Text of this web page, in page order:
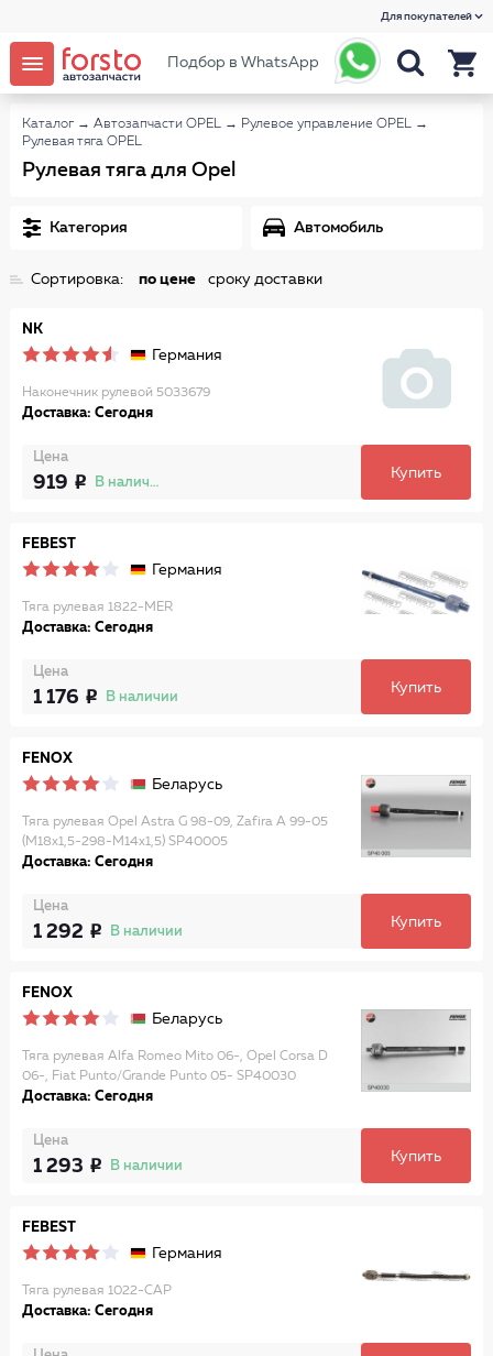
Для покупателей
Подбор в WhatsApp
Каталог → Автозапчасти OPEL → Рулевое управление OPEL →
Рулевая тяга OPEL
Рулевая тяга для Opel
Категория Автомобиль
Сортировка: по цене сроку доставки
NK
Германия
Наконечник рулевой 5033679
Доставка: Сегодня
Цена
919 В наличии
Купить
FEBEST
Германия
Тяга рулевая 1822-MER
Доставка: Сегодня
Цена
1 176 В наличии
Купить
FENOX
Беларусь
Тяга рулевая Opel Astra G 98-09, Zafira A 99-05
(M18x1,5-298-M14x1,5) SP40005
Доставка: Сегодня
Цена
1 292 В наличии
Купить
FENOX
Беларусь
Тяга рулевая Alfa Romeo Mito 06-, Opel Corsa D
06-, Fiat Punto/Grande Punto 05- SP40030
Доставка: Сегодня
Цена
1 293 В наличии
Купить
FEBEST
Германия
Тяга рулевая 1022-CAP
Доставка: Сегодня